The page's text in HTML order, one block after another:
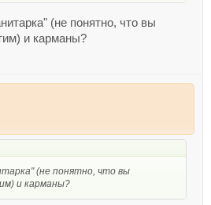
(не понятно, что вы
и карманы?
(не понятно, что вы
и карманы?